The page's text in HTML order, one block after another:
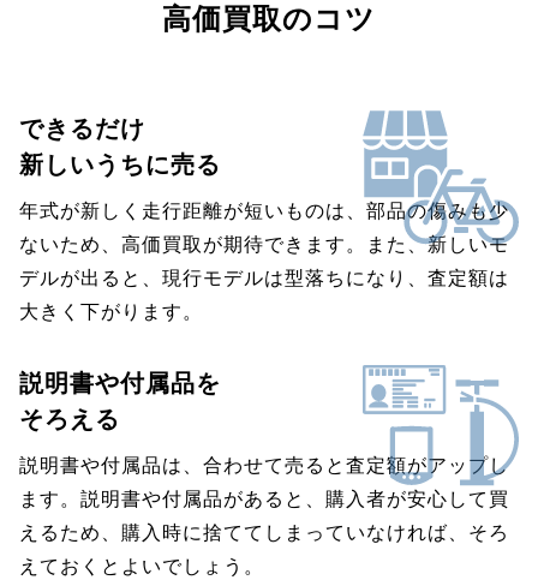
高価買取のコツ
できるだけ
新しいうちに売る
年式が新しく走行距離が短いものは、部品の傷みも少
ないため、高価買取が期待できます。また、新しいモ
デルが出ると、現行モデルは型落ちになり、査定額は
大きく下がります。
説明書や付属品を
そろえる
説明書や付属品は、合わせて売ると査定額がアップし
ます。説明書や付属品があると、購入者が安心して買
えるため、購入時に捨ててしまっていなければ、そろ
えておくとよいでしょう。